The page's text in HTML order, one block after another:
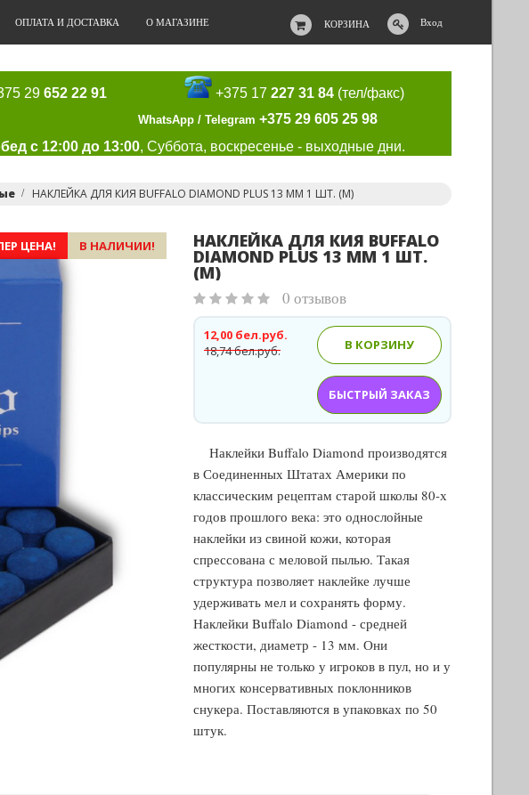
КОРЗИНА Вход
ОПЛАТА И ДОСТАВКА О МАГАЗИНЕ
29 652 22 91 +375 17227 31 84 (тел/факс)
WhatsApp / Telegram +375 29 605 25 98
с 12:00 до 13:00, Суббота, воскресенье - выходные дни.
НАКЛЕЙКА ДЛЯ КИЯ BUFFALO DIAMOND PLUS 13 ММ 1 ШТ. (M)
ЦЕНА! В НАЛИЧИИ! НАКЛЕЙКА ДЛЯ КИЯ BUFFALO
DIAMOND PLUS 13 ММ 1 ШТ.
(M)
0 отзывов
18,74 бел.руб.
12,00 бел.руб.
В КОРЗИНУ
БЫСТРЫЙ ЗАКАЗ
Наклейки Buffalo Diamond производятся
в Соединенных Штатах Америки по
классическим рецептам старой школы 80-х
годов прошлого века: это однослойные
наклейки из свиной кожи, которая
спрессована с меловой пылью. Такая
структура позволяет наклейке лучше
удерживать мел и сохранять форму.
Наклейки Buffalo Diamond - средней
жесткости, диаметр - 13 мм. Они
популярны не только у игроков в пул, но и у
многих консервативных поклонников
снукера. Поставляются в упаковках по 50
штук.